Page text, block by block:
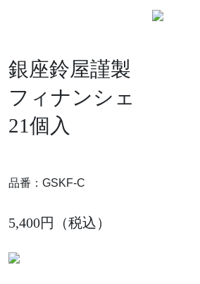
銀座鈴屋謹製
フィナンシェ
21個入
品番：GSKF-C
5,400円（税込）